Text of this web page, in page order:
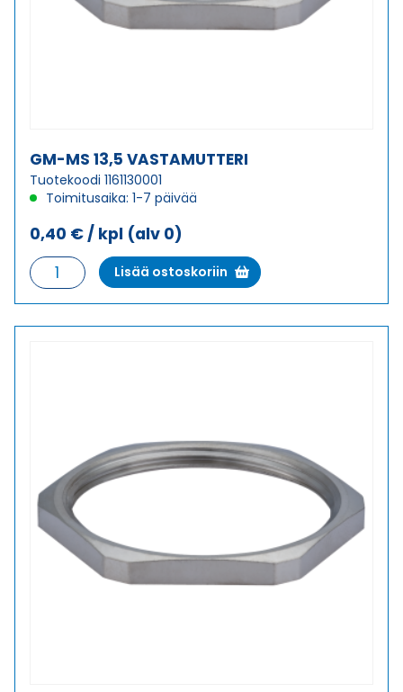
GM-MS 13,5 VASTAMUTTERI
Tuotekoodi 1161130001
Toimitusaika: 1-7 päivää
0,40 € / kpl (alv 0)
GM-
MS
13,5
Lisää ostoskoriin